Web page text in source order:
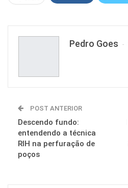
Pedro Goes
POST ANTERIOR
Descendo fundo:
entendendo a técnica
RIH na perfuração de
poços